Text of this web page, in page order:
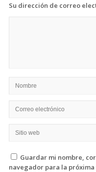
Su dirección de correo
Guardar mi nombre,
navegador para la